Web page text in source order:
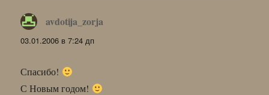
avdotija_zorja
03.01.2006 в 7:24 дп
Спасибо!
С Новым годом!